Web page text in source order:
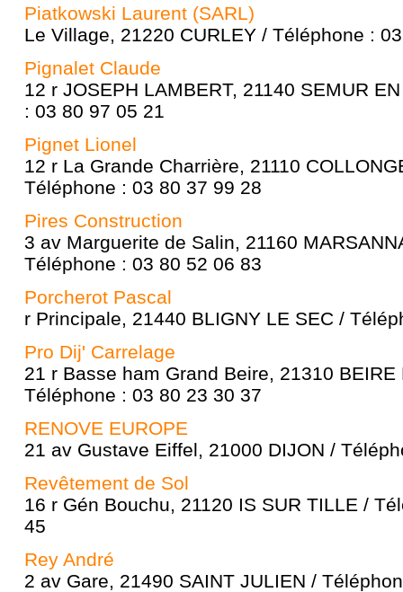
Piatkowski Laurent (SARL)
Le Village, 21220 CURLEY / Téléphone :
Pignalet Claude
12 r JOSEPH LAMBERT, 21140 SEMUR
: 03 80 97 05 21
Pignet Lionel
12 r La Grande Charrière, 21110
Téléphone : 03 80 37 99 28
Pires Construction
3 av Marguerite de Salin, 21160
Téléphone : 03 80 52 06 83
Porcherot Pascal
r Principale, 21440 BLIGNY LE SEC /
Pro Dij' Carrelage
21 r Basse ham Grand Beire, 21310 BEIRE
Téléphone : 03 80 23 30 37
RENOVE EUROPE
21 av Gustave Eiffel, 21000 DIJON /
Revêtement de Sol
16 r Gén Bouchu, 21120 IS SUR TILLE /
45
Rey André
2 av Gare, 21490 SAINT JULIEN /